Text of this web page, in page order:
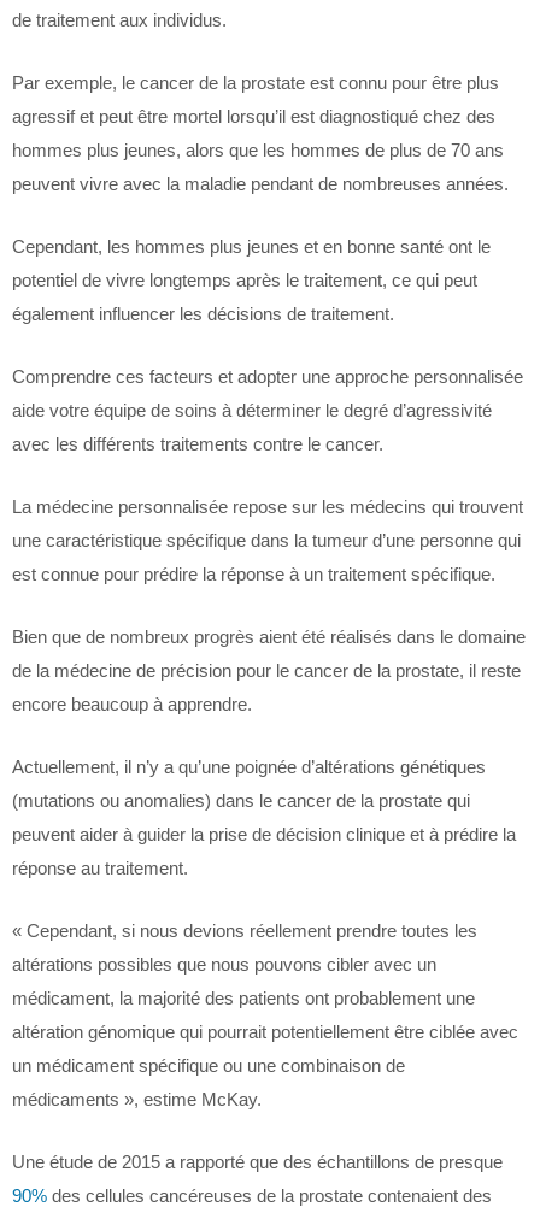
de traitement aux individus.
Par exemple, le cancer de la prostate est connu pour être plus
agressif et peut être mortel lorsqu’il est diagnostiqué chez des
hommes plus jeunes, alors que les hommes de plus de 70 ans
peuvent vivre avec la maladie pendant de nombreuses années.
Cependant, les hommes plus jeunes et en bonne santé ont le
potentiel de vivre longtemps après le traitement, ce qui peut
également influencer les décisions de traitement.
Comprendre ces facteurs et adopter une approche personnalisée
aide votre équipe de soins à déterminer le degré d’agressivité
avec les différents traitements contre le cancer.
La médecine personnalisée repose sur les médecins qui trouvent
une caractéristique spécifique dans la tumeur d’une personne qui
est connue pour prédire la réponse à un traitement spécifique.
Bien que de nombreux progrès aient été réalisés dans le domaine
de la médecine de précision pour le cancer de la prostate, il reste
encore beaucoup à apprendre.
Actuellement, il n’y a qu’une poignée d’altérations génétiques
(mutations ou anomalies) dans le cancer de la prostate qui
peuvent aider à guider la prise de décision clinique et à prédire la
réponse au traitement.
« Cependant, si nous devions réellement prendre toutes les
altérations possibles que nous pouvons cibler avec un
médicament, la majorité des patients ont probablement une
altération génomique qui pourrait potentiellement être ciblée avec
un médicament spécifique ou une combinaison de
médicaments », estime McKay.
Une étude de 2015 a rapporté que des échantillons de presque
90% des cellules cancéreuses de la prostate contenaient des